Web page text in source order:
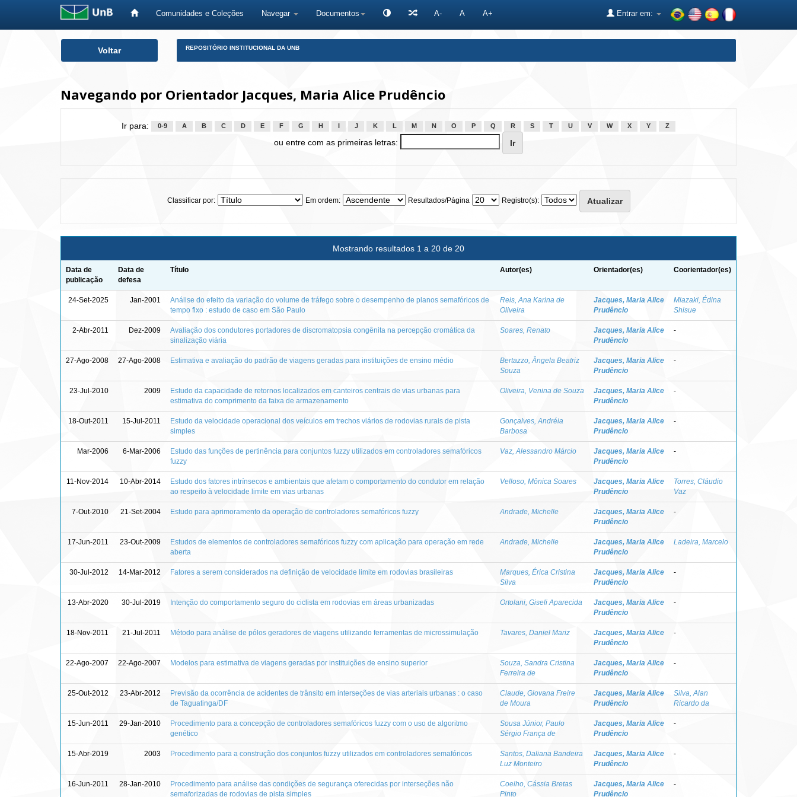
Comunidades e Coleções Navegar Documentos A- A A+ Entrar em:
Voltar REPOSITÓRIO INSTITUCIONAL DA UNB
Navegando por Orientador Jacques, Maria Alice Prudêncio
Ir para: 0-9 A B C D E F G H J K L M N O P Q R S T U V W X Y Z
ou entre com as primeiras letras:
Classificar por: Em ordem: Resultados/Página Registro(s):
Mostrando resultados 1 a 20 de 20
Data de
publicação
Data de
defesa
Título Autor(es) Orientador(es) Coorientador(es)
24-Set-2025 Jan-2001
Análise do efeito da variação do volume de tráfego sobre o desempenho de planos semafóricos de
tempo fixo : estudo de caso em São Paulo
Reis, Ana Karina de
Oliveira
Jacques, Maria Alice
Prudêncio
Miazaki, Édina
Shisue
2-Abr-2011 Dez-2009
Avaliação dos condutores portadores de discromatopsia congênita na percepção cromática da
sinalização viária
Soares, Renato
Jacques, Maria Alice
Prudêncio
-
27-Ago-2008 27-Ago-2008 Estimativa e avaliação do padrão de viagens geradas para instituições de ensino médio
Bertazzo, Ângela Beatriz
Souza
Jacques, Maria Alice
Prudêncio
-
23-Jul-2010 2009
Estudo da capacidade de retornos localizados em canteiros centrais de vias urbanas para
estimativa do comprimento da faixa de armazenamento
Oliveira, Venina de Souza
Jacques, Maria Alice
Prudêncio
-
18-Out-2011 15-Jul-2011
Estudo da velocidade operacional dos veículos em trechos viários de rodovias rurais de pista
simples
Gonçalves, Andréia
Barbosa
Jacques, Maria Alice
Prudêncio
-
Mar-2006 6-Mar-2006
Estudo das funções de pertinência para conjuntos fuzzy utilizados em controladores semafóricos
fuzzy
Vaz, Alessandro Márcio
Jacques, Maria Alice
Prudêncio
-
11-Nov-2014 10-Abr-2014
Estudo dos fatores intrínsecos e ambientais que afetam o comportamento do condutor em relação
ao respeito à velocidade limite em vias urbanas
Velloso, Mônica Soares
Jacques, Maria Alice
Prudêncio
Torres, Cláudio
Vaz
7-Out-2010 21-Set-2004 Estudo para aprimoramento da operação de controladores semafóricos fuzzy Andrade, Michelle
Jacques, Maria Alice
Prudêncio
-
17-Jun-2011 23-Out-2009
Estudos de elementos de controladores semafóricos fuzzy com aplicação para operação em rede
aberta
Andrade, Michelle
Jacques, Maria Alice
Prudêncio
Ladeira, Marcelo
30-Jul-2012 14-Mar-2012 Fatores a serem considerados na definição de velocidade limite em rodovias brasileiras
Marques, Érica Cristina
Silva
Jacques, Maria Alice
Prudêncio
-
13-Abr-2020 30-Jul-2019 Intenção do comportamento seguro do ciclista em rodovias em áreas urbanizadas Ortolani, Giseli Aparecida
Jacques, Maria Alice
Prudêncio
-
18-Nov-2011 21-Jul-2011 Método para análise de pólos geradores de viagens utilizando ferramentas de microssimulação Tavares, Daniel Mariz
Jacques, Maria Alice
Prudêncio
-
22-Ago-2007 22-Ago-2007 Modelos para estimativa de viagens geradas por instituições de ensino superior
Souza, Sandra Cristina
Ferreira de
Jacques, Maria Alice
Prudêncio
-
25-Out-2012 23-Abr-2012
Previsão da ocorrência de acidentes de trânsito em interseções de vias arteriais urbanas : o caso
de Taguatinga/DF
Claude, Giovana Freire
de Moura
Jacques, Maria Alice
Prudêncio
Silva, Alan
Ricardo da
15-Jun-2011 29-Jan-2010
Procedimento para a concepção de controladores semafóricos fuzzy com o uso de algoritmo
genético
Sousa Júnior, Paulo
Sérgio França de
Jacques, Maria Alice
Prudêncio
-
15-Abr-2019 2003 Procedimento para a construção dos conjuntos fuzzy utilizados em controladores semafóricos
Santos, Daliana Bandeira
Luz Monteiro
Jacques, Maria Alice
Prudêncio
-
16-Jun-2011 28-Jan-2010
Procedimento para análise das condições de segurança oferecidas por interseções não
semaforizadas de rodovias de pista simples
Coelho, Cássia Bretas
Pinto
Jacques, Maria Alice
Prudêncio
-